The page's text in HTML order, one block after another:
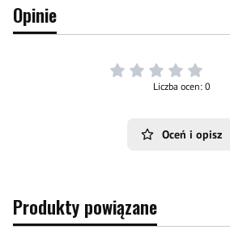
Opinie
Liczba ocen: 0
Oceń i opisz
Produkty powiązane